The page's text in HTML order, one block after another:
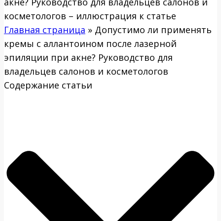
Главная страница » Допустимо ли применять
кремы с аллантоином после лазерной
эпиляции при акне? Руководство для
владельцев салонов и косметологов
Содержание статьи